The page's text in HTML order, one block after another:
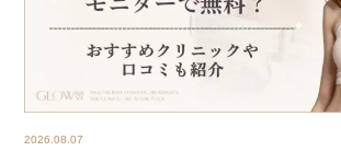
2026.08.07